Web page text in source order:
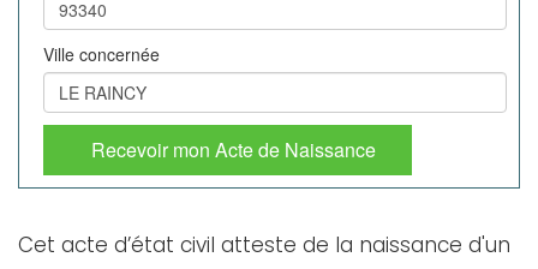
Ville concernée
Recevoir mon Acte de Naissance
Cet acte d’état civil atteste de la naissance d'un